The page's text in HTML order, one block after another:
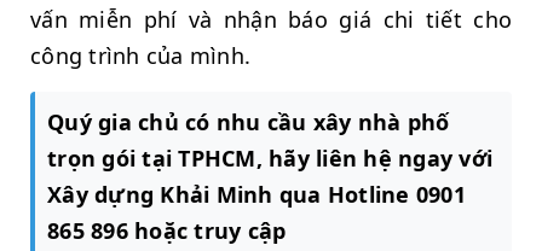
vấn miễn phí và nhận báo giá chi tiết cho
công trình của mình.
Quý gia chủ có nhu cầu xây nhà phố
trọn gói tại TPHCM, hãy liên hệ ngay với
Xây dựng Khải Minh qua Hotline 0901
865 896 hoặc truy cập